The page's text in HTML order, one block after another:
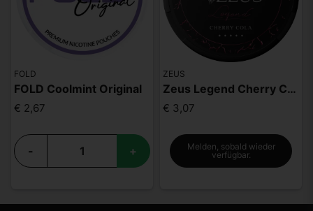
FOLD
FOLD Coolmint Original
€ 2,67
- +
ZEUS
Zeus Legend Cherry Cola Mighty Strong
€ 3,07
Melden, sobald wieder
verfügbar.